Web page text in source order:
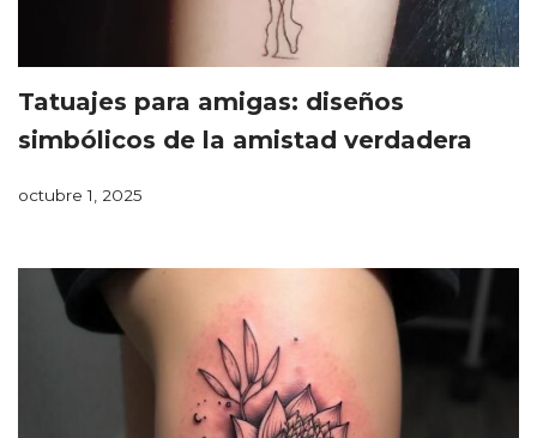
Tatuajes para amigas: diseños
simbólicos de la amistad verdadera
octubre 1, 2025